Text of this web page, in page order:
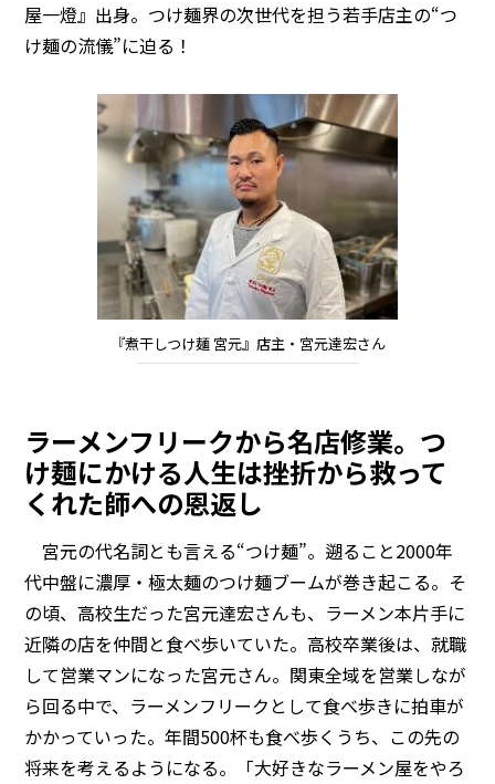
屋一燈』出身。つけ麺界の次世代を担う若手店主の“つ
け麺の流儀”に迫る！
『煮干しつけ麺 宮元』店主・宮元達宏さん
ラーメンフリークから名店修業。つ
け麺にかける人生は挫折から救って
くれた師への恩返し
宮元の代名詞とも言える“つけ麺”。遡ること2000年
代中盤に濃厚・極太麺のつけ麺ブームが巻き起こる。そ
の頃、高校生だった宮元達宏さんも、ラーメン本片手に
近隣の店を仲間と食べ歩いていた。高校卒業後は、就職
して営業マンになった宮元さん。関東全域を営業しなが
ら回る中で、ラーメンフリークとして食べ歩きに拍車が
かかっていった。年間500杯も食べ歩くうち、この先の
将来を考えるようになる。「大好きなラーメン屋をやろ